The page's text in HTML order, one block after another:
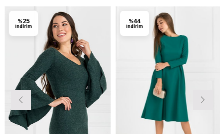
%25
İndirim
%44
İndirim